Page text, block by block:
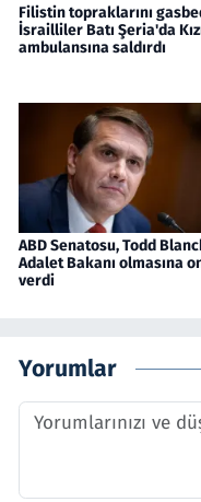
Filistin topraklarını
İsrailliler Batı Şeria'da
ambulansına saldırdı
ABD Senatosu, Todd
Adalet Bakanı olmasına
verdi
Yorumlar